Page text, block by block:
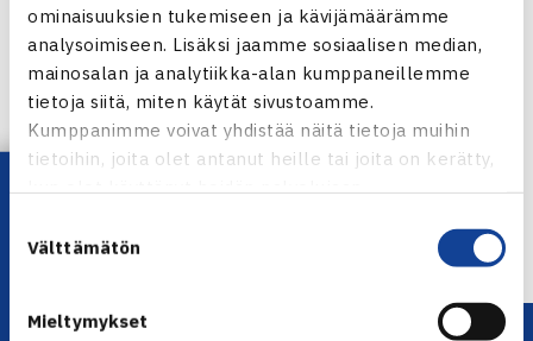
ominaisuuksien tukemiseen ja kävijämäärämme
analysoimiseen. Lisäksi jaamme sosiaalisen median,
mainosalan ja analytiikka-alan kumppaneillemme
tietoja siitä, miten käytät sivustoamme.
Kumppanimme voivat yhdistää näitä tietoja muihin
tietoihin, joita olet antanut heille tai joita on kerätty,
valinta
Välttämätön
Mieltymykset
Lataa OmaTennis!